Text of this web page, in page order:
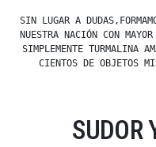
SIN LUGAR A
NUESTRA NACIÓN CON
SIMPLEMENTE TURMALINA
CIENTOS DE OBJETOS
SUDOR